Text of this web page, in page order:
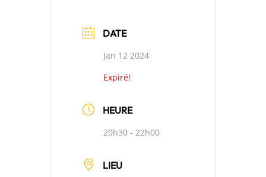
DATE
Jan 12 2024
Expiré!
HEURE
20h30 - 22h00
LIEU